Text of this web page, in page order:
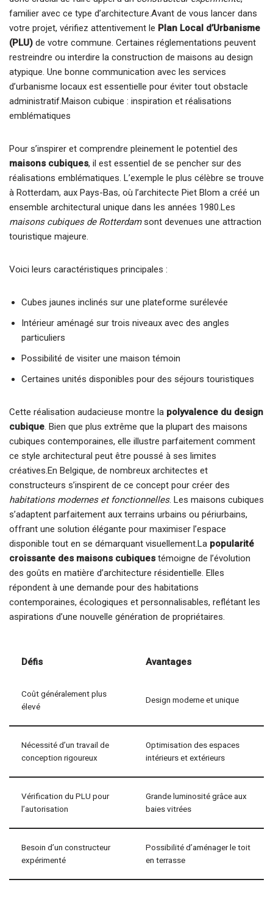
familier avec ce type d’architecture.Avant de vous lancer dans
votre projet, vérifiez attentivement le Plan Local d’Urbanisme
(PLU) de votre commune. Certaines réglementations peuvent
restreindre ou interdire la construction de maisons au design
atypique. Une bonne communication avec les services
d’urbanisme locaux est essentielle pour éviter tout obstacle
administratif.Maison cubique : inspiration et réalisations
emblématiques
Pour s’inspirer et comprendre pleinement le potentiel des
maisons cubiques, il est essentiel de se pencher sur des
réalisations emblématiques. L’exemple le plus célèbre se trouve
à Rotterdam, aux Pays-Bas, où l’architecte Piet Blom a créé un
ensemble architectural unique dans les années 1980.Les
maisons cubiques de Rotterdamsont devenues une attraction
touristique majeure.
Voici leurs caractéristiques principales :
Cubes jaunes inclinés sur une plateforme surélevée
Intérieur aménagé sur trois niveaux avec des angles
particuliers
Possibilité de visiter une maison témoin
Certaines unités disponibles pour des séjours touristiques
Cette réalisation audacieuse montre la polyvalence du design
cubique. Bien que plus extrême que la plupart des maisons
cubiques contemporaines, elle illustre parfaitement comment
ce style architectural peut être poussé à ses limites
créatives.En Belgique, de nombreux architectes et
constructeurs s’inspirent de ce concept pour créer des
habitations modernes et fonctionnelles. Les maisons cubiques
s’adaptent parfaitement aux terrains urbains ou périurbains,
offrant une solution élégante pour maximiser l’espace
disponible tout en se démarquant visuellement.La popularité
croissante des maisons cubiques témoigne de l’évolution
des goûts en matière d’architecture résidentielle. Elles
répondent à une demande pour des habitations
contemporaines, écologiques et personnalisables, reflétant les
aspirations d’une nouvelle génération de propriétaires.
Défis Avantages
Coût généralement plus
élevé
Design moderne et unique
Nécessité d’un travail de
conception rigoureux
Optimisation des espaces
intérieurs et extérieurs
Vérification du PLU pour
l’autorisation
Grande luminosité grâce aux
baies vitrées
Besoin d’un constructeur
expérimenté
Possibilité d’aménager le toit
en terrasse